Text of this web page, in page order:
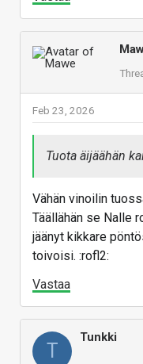
Feb 23, 2026
Tuota äijäähän
Vähän vinoilin
Täällähän se Nalle
jäänyt kikkare
toivoisi. :rofl2:
Vastaa
T
Tunkki